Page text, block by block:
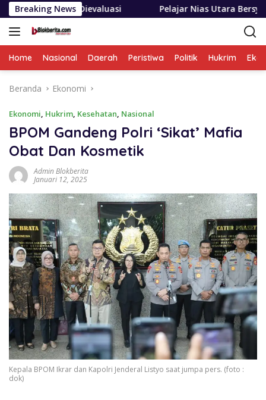
Langsung
ke
konten
Breaking News
Dievaluasi Pelajar Nias Utara Bersyukur Program
Home Nasional Daerah Peristiwa Politik Hukrim
Beranda Ekonomi
Ekonomi, Hukrim, Kesehatan, Nasional
BPOM Gandeng Polri ‘Sikat’ Mafia
Obat Dan Kosmetik
Admin Blokberita
Januari 12, 2025
Kepala BPOM Ikrar dan Kapolri Jenderal Listyo saat jumpa pers. (foto :
dok)